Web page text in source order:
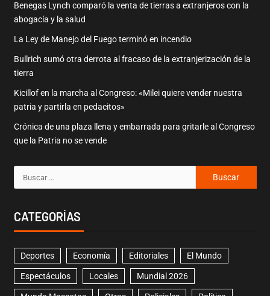
Benegas Lynch comparó la venta de tierras a extranjeros con la
abogacía y la salud
La Ley de Manejo del Fuego terminó en incendio
Bullrich sumó otra derrota al fracaso de la extranjerización de la
tierra
Kicillof en la marcha al Congreso: «Milei quiere vender nuestra
patria y partirla en pedacitos»
Crónica de una plaza llena y embarrada para gritarle al Congreso
que la Patria no se vende
CATEGORÍAS
Deportes Economía Editoriales El Mundo
Espectáculos Locales Mundial 2026